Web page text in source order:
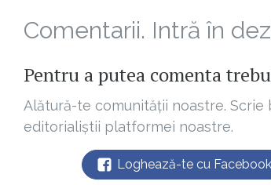
Comentarii. Intră în
Pentru a putea comenta
Alătură-te comunității noastre.
editorialiștii platformei noastre.
Loghează-te cu Facebook